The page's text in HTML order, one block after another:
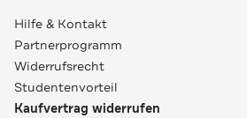
Hilfe & Kontakt
Partnerprogramm
Widerrufsrecht
Studentenvorteil
Kaufvertrag widerrufen